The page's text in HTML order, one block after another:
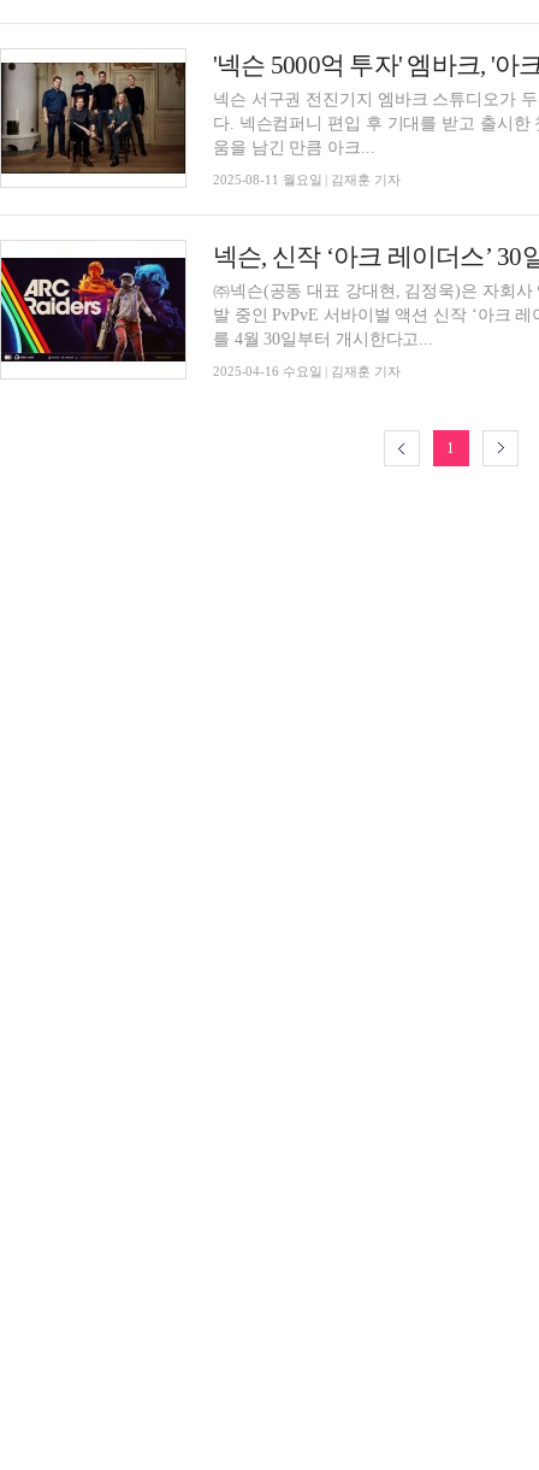
'넥슨 5000억 투자' 엠바크, '아
넥슨 서구권 전진기지 엠바크 스튜디오가
다. 넥슨컴퍼니 편입 후 기대를 받고 출시한
움을 남긴 만큼 아크...
2025-08-11 월요일 | 김재훈 기자
넥슨, 신작 ‘아크 레이더스’
㈜넥슨(공동 대표 강대현, 김정욱)은 자회
발 중인 PvPvE 서바이벌 액션 신작 ‘아크
를 4월 30일부터 개시한다고...
2025-04-16 수요일 | 김재훈 기자
1